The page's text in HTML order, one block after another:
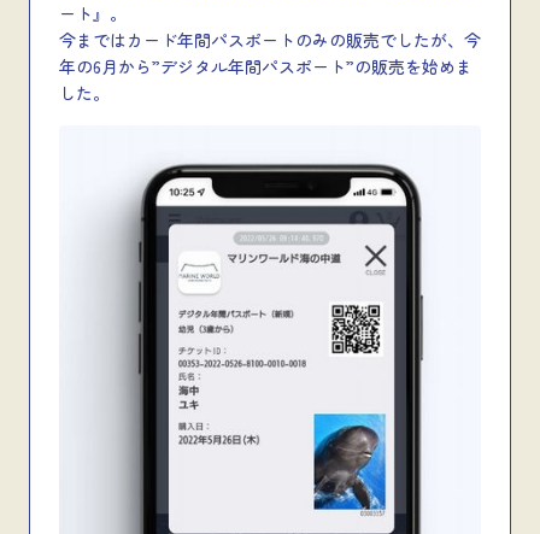
ート』。
今まではカード年間パスポートのみの販売でしたが、今
年の6月から”デジタル年間パスポート”の販売を始めま
した。